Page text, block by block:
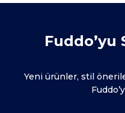
Fuddo’yu
Yeni ürünler, stil